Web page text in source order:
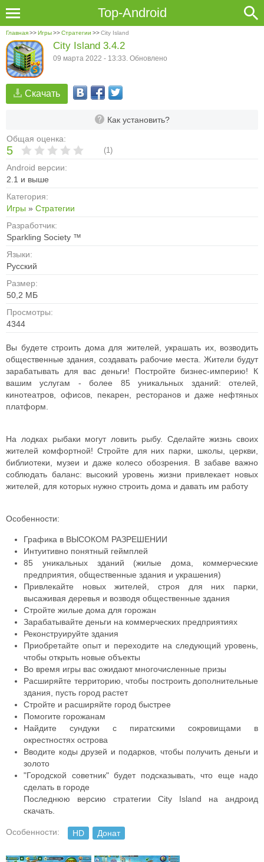
Top-Android
Главная>>Игры>>Стратегии >>City Island
Скачать
Как установить?
Общая оценка:
5 (1)
Android версии:
2.1 и выше
Категория:
Игры » Стратегии
Разработчик:
Sparkling Society ™
Языки:
Русский
Размер:
50,2 МБ
Просмотры:
4344
City Island 3.4.2
09 марта 2022 - 13:33. Обновлено
Вы будете строить дома для жителей, украшать их, возводить
общественные здания, создавать рабочие места. Жители будут
зарабатывать для вас деньги! Постройте бизнес-империю! К
вашим услугам - более 85 уникальных зданий: отелей,
кинотеатров, офисов, пекарен, ресторанов и даже нефтяных
платформ.
На лодках рыбаки могут ловить рыбу. Сделайте жизнь своих
жителей комфортной! Стройте для них парки, школы, церкви,
библиотеки, музеи и даже колесо обозрения. В забаве важно
соблюдать баланс: высокий уровень жизни привлекает новых
жителей, для которых нужно строить дома и давать им работу
Особенности:
Графика в ВЫСОКОМ РАЗРЕШЕНИИ
Интуитивно понятный геймплей
85 уникальных зданий (жилые дома, коммерческие
предприятия, общественные здания и украшения)
Привлекайте новых жителей, строя для них парки,
высаживая деревья и возводя общественные здания
Стройте жилые дома для горожан
Зарабатывайте деньги на коммерческих предприятиях
Реконструируйте здания
Приобретайте опыт и переходите на следующий уровень,
чтобы открыть новые объекты
Во время игры вас ожидают многочисленные призы
Расширяйте территорию, чтобы построить дополнительные
здания, пусть город растет
Стройте и расширяйте город быстрее
Помогите горожанам
Найдите сундуки с пиратскими сокровищами в
окрестностях острова
Вводите коды друзей и подарков, чтобы получить деньги и
золото
"Городской советник" будет подсказывать, что еще надо
сделать в городе
Последнюю версию стратегии City Island на андроид
скачать.
Особенности: HD Донат